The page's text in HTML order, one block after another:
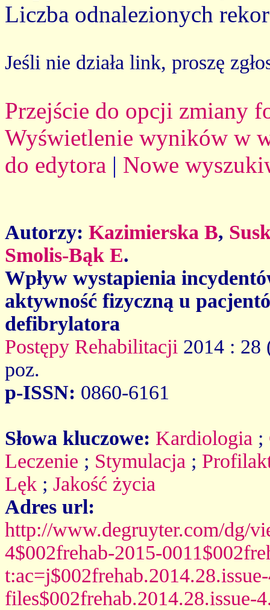
Liczba odnalezionych
Jeśli nie działa link, proszę
Przejście do opcji zmiany
Wyświetlenie wyników w
do edytora | Nowe
Autorzy: Kazimierska B,
Smolis-Bąk E.
Wpływ wystapienia
aktywność fizyczną u
defibrylatora
Postępy Rehabilitacji 2014 : 28
poz.
p-ISSN: 0860-6161
Słowa kluczowe: Kardiologia ;
Leczenie ; Stymulacja ;
Lęk ; Jakość życia
Adres url:
http://www.degruyter.com/dg/
4$002frehab-2015-
files$002frehab.2014.28.issue-